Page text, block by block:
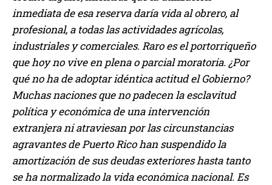
inmediata de esa reserva daría vida al obrero, al
profesional, a todas las actividades agrícolas,
industriales y comerciales. Raro es el portorriqueño
que hoy no vive en plena o parcial moratoria. ¿Por
qué no ha de adoptar idéntica actitud el Gobierno?
Muchas naciones que no padecen la esclavitud
política y económica de una intervención
extranjera ni atraviesan por las circunstancias
agravantes de Puerto Rico han suspendido la
amortización de sus deudas exteriores hasta tanto
se ha normalizado la vida económica nacional. Es